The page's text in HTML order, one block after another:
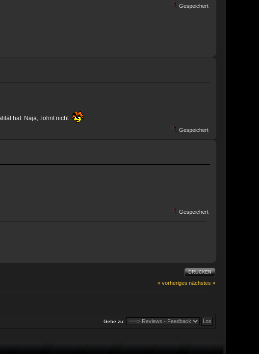
Gespeichert
hat. Naja,..lohnt nicht
Gespeichert
Gespeichert
DRUCKEN
« vorheriges nächstes »
Gehe zu: